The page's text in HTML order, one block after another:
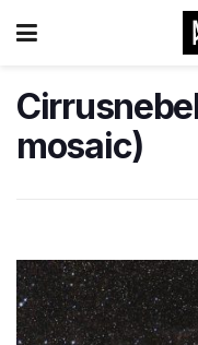
mosaic)